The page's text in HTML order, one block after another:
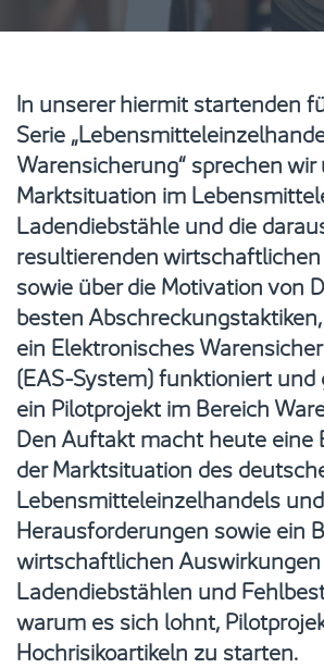
In unserer hiermit startenden
Serie
Warensicherung“ sprechen wir
Marktsituation im
Ladendiebstähle und die
resultierenden
sowie über die Motivation von
besten
ein Elektronisches
(EAS-System) funktioniert und
ein Pilotprojekt im Bereich
Den Auftakt macht heute eine
der Marktsituation des
Lebensmitteleinzelhandels
Herausforderungen sowie ein
wirtschaftlichen
Ladendiebstählen und
warum es sich lohnt,
Hochrisikoartikeln zu starten.